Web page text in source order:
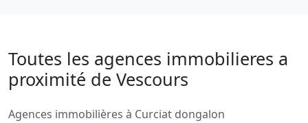
Toutes les agences immobilieres a
proximité de Vescours
Agences immobilières à Curciat dongalon